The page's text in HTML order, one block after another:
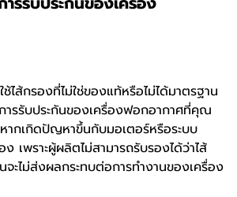
ไส้กรองที่ไม่ใช่ของแท้หรือไม่ได้มาตรฐาน
ารรับประกันของเครื่องฟอกอากาศที่คุณ
กเกิดปัญหาขึ้นกับมอเตอร์หรือระบบ
เพราะผู้ผลิตไม่สามารถรับรองได้ว่าไส้
จะไม่ส่งผลกระทบต่อการทำงานของเครื่อง